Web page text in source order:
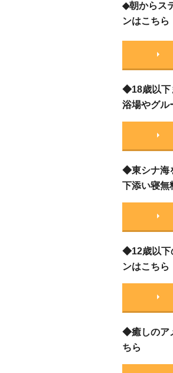
◆朝からス
ンはこちら
◆18歳以下
浴場やグル
◆東シナ海
下添い寝無
◆12歳以下
ンはこちら
◆癒しのア
ちら